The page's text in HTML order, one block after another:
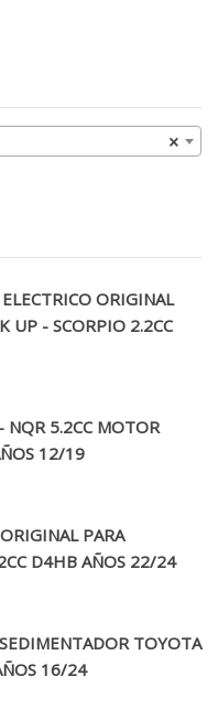
×
ORIGINAL
UP - SCORPIO 2.2CC
NQR 5.2CC MOTOR
12/19
PARA
D4HB AÑOS 22/24
TOYOTA
16/24